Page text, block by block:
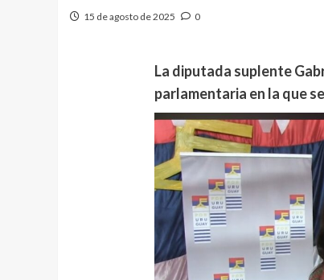
15 de agosto de 2025 0
La diputada suplente
parlamentaria en la que